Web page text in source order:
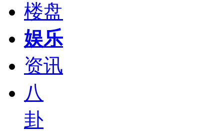
楼盘
娱乐
资讯
八
卦